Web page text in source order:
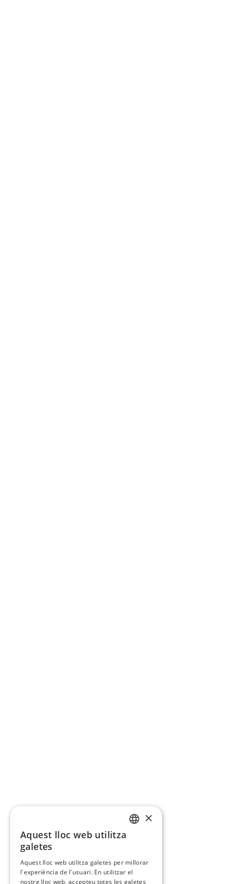
×
Aquest lloc web utilitza
galetes
Aquest lloc web utilitza galetes per millorar
l'experiència de l'usuari. En utilitzar el
nostre lloc web, accepteu totes les galetes